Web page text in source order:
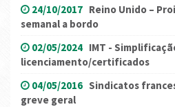
24/10/2017 Reino Unido –
semanal a bordo
02/05/2024 IMT -
licenciamento/certificados
04/05/2016 Sindicatos
greve geral